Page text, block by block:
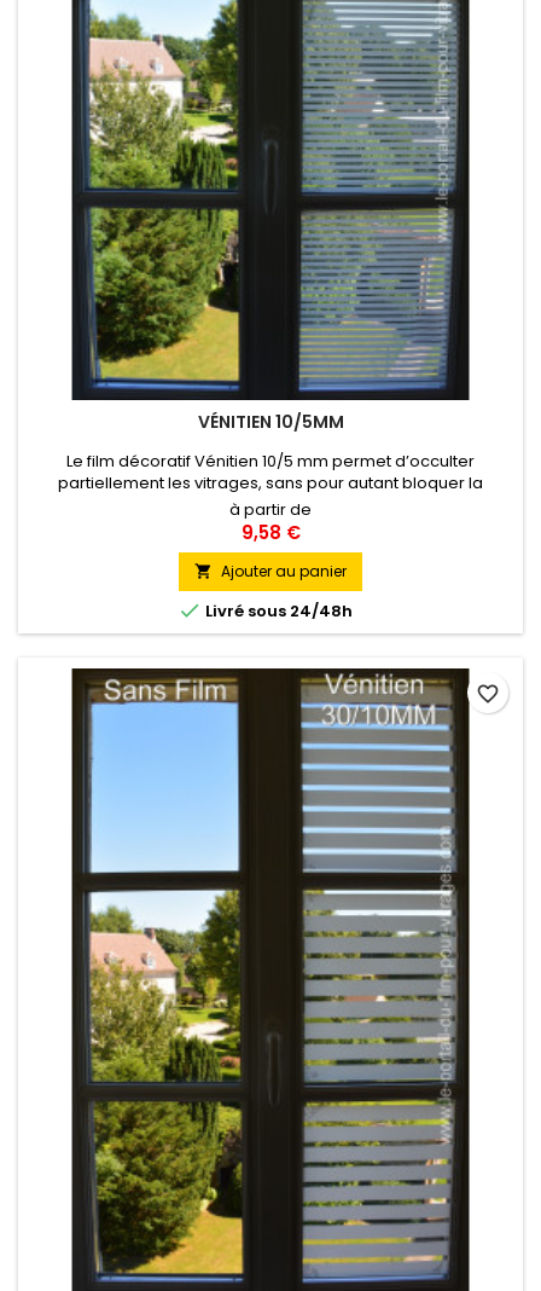
VÉNITIEN 10/5MM
Le film décoratif Vénitien 10/5 mm permet d’occulter
partiellement les vitrages, sans pour autant bloquer la
lumière. L’alternance de bandes blanches de 1 cm et de
bandes transparentes de 5 mm horizontales crée
une ambiance d’intimité semblable au store vénitien
entrouvert Pose Intérieure
à partir de
9,58 €
 Ajouter au panier
 Livré sous 24/48h
favorite_border